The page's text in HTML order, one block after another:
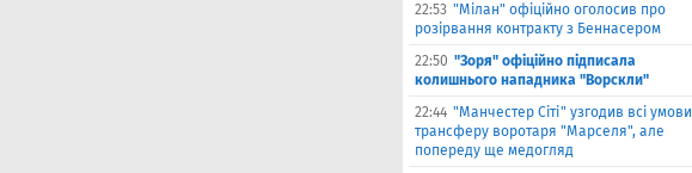
22:53 "Мілан" офіційно оголосив про
розірвання контракту з Беннасером
22:50 "Зоря" офіційно підписала
колишнього нападника "Ворскли"
22:44 "Манчестер Сіті" узгодив всі умови
трансферу воротаря "Марселя", але
попереду ще медогляд